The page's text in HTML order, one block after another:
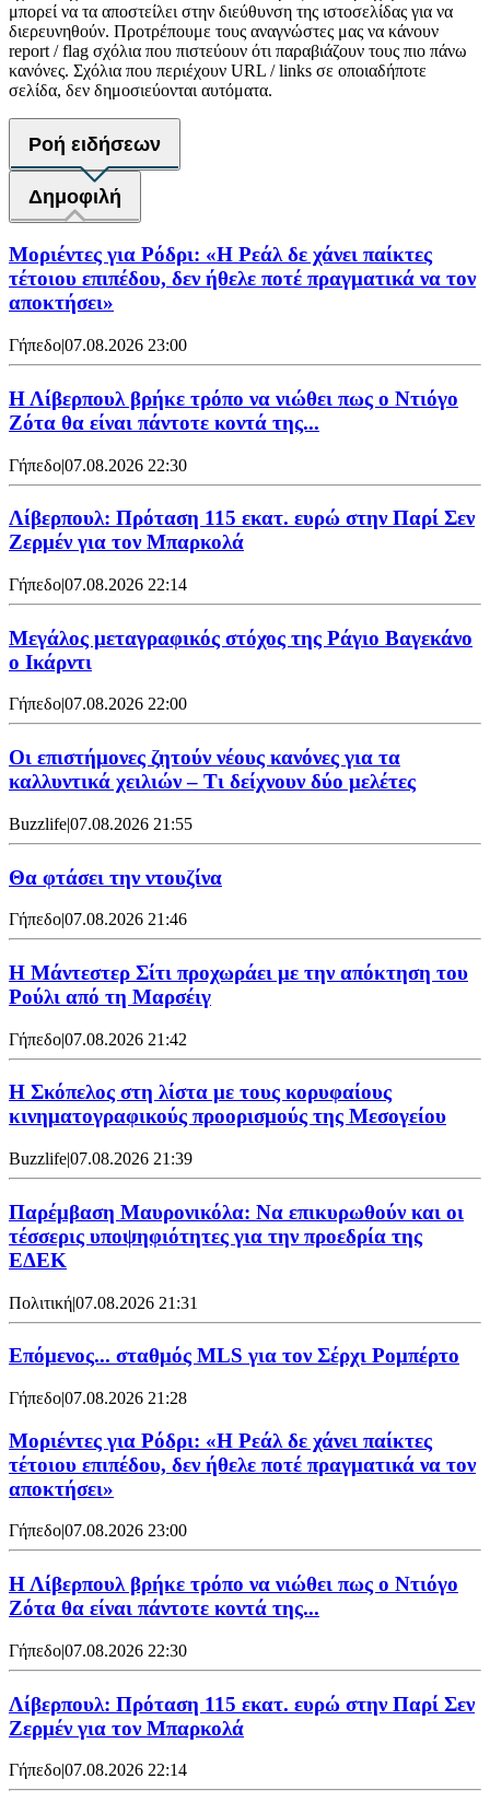
μπορεί να τα αποστείλει στην διεύθυνση της ιστοσελίδας για να
διερευνηθούν. Προτρέπουμε τους αναγνώστες μας να κάνουν
report / flag σχόλια που πιστεύουν ότι παραβιάζουν τους πιο πάνω
κανόνες. Σχόλια που περιέχουν URL / links σε οποιαδήποτε
σελίδα, δεν δημοσιεύονται αυτόματα.
Ροή ειδήσεων
Δημοφιλή
Μοριέντες για Ρόδρι: «Η Ρεάλ δε χάνει παίκτες
τέτοιου επιπέδου, δεν ήθελε ποτέ πραγματικά να τον
αποκτήσει»
Γήπεδο|07.08.2026 23:00
Η Λίβερπουλ βρήκε τρόπο να νιώθει πως ο Ντιόγο
Ζότα θα είναι πάντοτε κοντά της...
Γήπεδο|07.08.2026 22:30
Λίβερπουλ: Πρόταση 115 εκατ. ευρώ στην Παρί Σεν
Ζερμέν για τον Μπαρκολά
Γήπεδο|07.08.2026 22:14
Μεγάλος μεταγραφικός στόχος της Ράγιο Βαγεκάνο
ο Ικάρντι
Γήπεδο|07.08.2026 22:00
Οι επιστήμονες ζητούν νέους κανόνες για τα
καλλυντικά χειλιών – Τι δείχνουν δύο μελέτες
Buzzlife|07.08.2026 21:55
Θα φτάσει την ντουζίνα
Γήπεδο|07.08.2026 21:46
Η Μάντεστερ Σίτι προχωράει με την απόκτηση του
Ρούλι από τη Μαρσέιγ
Γήπεδο|07.08.2026 21:42
Η Σκόπελος στη λίστα με τους κορυφαίους
κινηματογραφικούς προορισμούς της Μεσογείου
Buzzlife|07.08.2026 21:39
Παρέμβαση Μαυρονικόλα: Να επικυρωθούν και οι
τέσσερις υποψηφιότητες για την προεδρία της
ΕΔΕΚ
Πολιτική|07.08.2026 21:31
Επόμενος... σταθμός MLS για τον Σέρχι Ρομπέρτο
Γήπεδο|07.08.2026 21:28
Μοριέντες για Ρόδρι: «Η Ρεάλ δε χάνει παίκτες
τέτοιου επιπέδου, δεν ήθελε ποτέ πραγματικά να τον
αποκτήσει»
Γήπεδο|07.08.2026 23:00
Η Λίβερπουλ βρήκε τρόπο να νιώθει πως ο Ντιόγο
Ζότα θα είναι πάντοτε κοντά της...
Γήπεδο|07.08.2026 22:30
Λίβερπουλ: Πρόταση 115 εκατ. ευρώ στην Παρί Σεν
Ζερμέν για τον Μπαρκολά
Γήπεδο|07.08.2026 22:14